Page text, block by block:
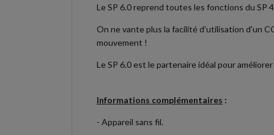
Le SP 6.0 reprend toutes les fonctions du SP
On ne vante plus la facilité d'utilisation d'un
mouvement !
Le SP 6.0 est le partenaire idéal pour
Informations complémentaires :
- Appareil sans fil.